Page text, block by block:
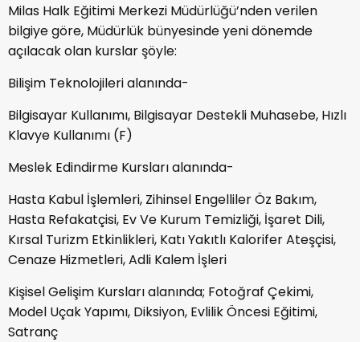
Milas Halk Eğitimi Merkezi Müdürlüğü’nden verilen
bilgiye göre, Müdürlük bünyesinde yeni dönemde
açılacak olan kurslar şöyle:
Bilişim Teknolojileri alanında-
Bilgisayar Kullanımı, Bilgisayar Destekli Muhasebe, Hızlı
Klavye Kullanımı (F)
Meslek Edindirme Kursları alanında-
Hasta Kabul İşlemleri, Zihinsel Engelliler Öz Bakım,
Hasta Refakatçisi, Ev Ve Kurum Temizliği, İşaret Dili,
Kırsal Turizm Etkinlikleri, Katı Yakıtlı Kalorifer Ateşçisi,
Cenaze Hizmetleri, Adli Kalem İşleri
Kişisel Gelişim Kursları alanında; Fotoğraf Çekimi,
Model Uçak Yapımı, Diksiyon, Evlilik Öncesi Eğitimi,
Satranç